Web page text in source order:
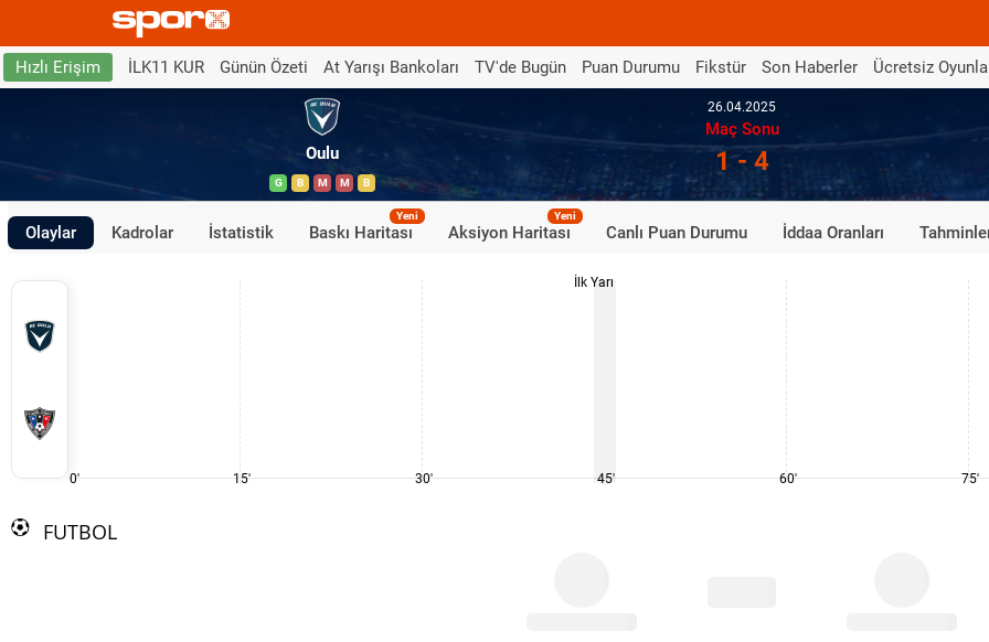
Hızlı Erişim İLK11 KUR Günün Özeti At Yarışı Bankoları TV'de Bugün Puan Durumu Fikstür Son Haberler Ücretsiz
Oulu
G B M M B
26.04.2025
Maç Sonu
1 - 4
Olaylar Kadrolar İstatistik Baskı Haritası
Yeni
Aksiyon Haritası
Yeni
Canlı Puan Durumu İddaa Oranları
0' 15' 30'
İlk Yarı
45' 60' 75'
FUTBOL